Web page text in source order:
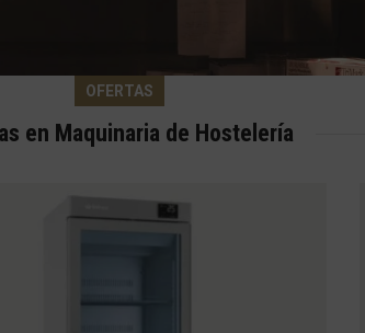
OFERTAS
en Maquinaria de Hostelería